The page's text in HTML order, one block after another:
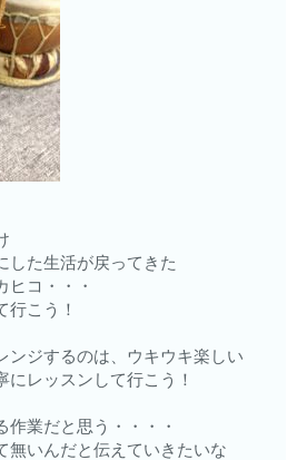
した生活が戻ってきた
ヒコ・・・
行こう！
ンジするのは、ウキウキ楽しい
にレッスンして行こう！
業だと思う・・・・
無いんだと伝えていきたいな